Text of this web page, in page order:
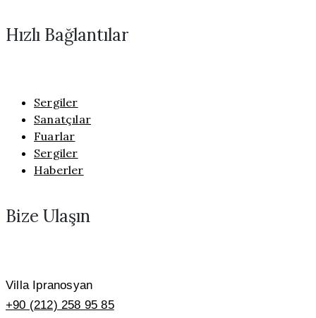
Hızlı Bağlantılar
Sergiler
Sanatçılar
Fuarlar
Sergiler
Haberler
Bize Ulaşın
Villa Ipranosyan
+90 (212) 258 95 85